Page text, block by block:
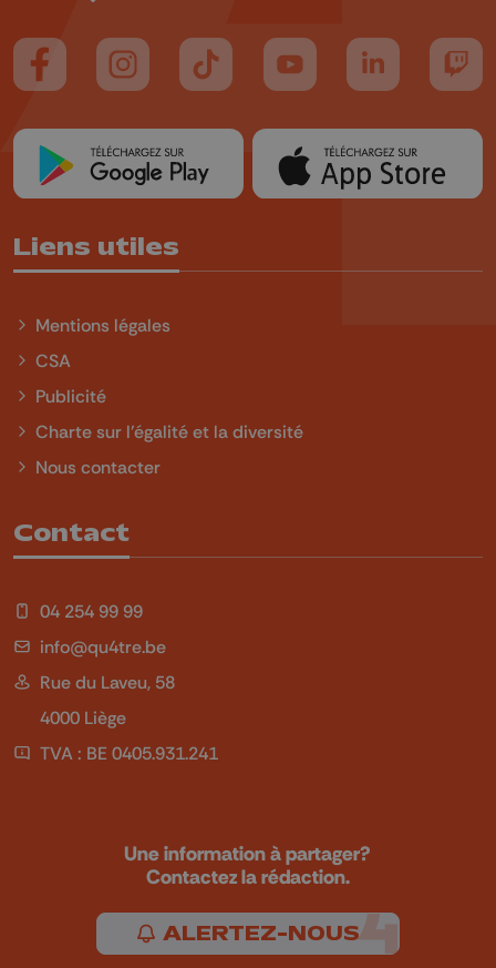
Suivez-nous sur FaceBook
Suivez-nous sur Instagram
Suivez-nous sur TikTok
Suivez-nous sur YouTube
Suivez-nous
Liens utiles
Mentions légales
CSA
Publicité
Charte sur l'égalité et la diversité
Nous contacter
Contact
04 254 99 99
info@qu4tre.be
Rue du Laveu, 58
4000 Liège
TVA : BE 0405.931.241
Une information à partager?
Contactez la rédaction.
ALERTEZ-NOUS